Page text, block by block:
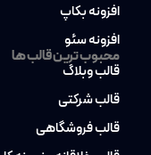
افزونه بکاپ
افزونه سئو
محبوب ترین قالب ها
قالب وبلاگ
قالب شرکتی
قالب فروشگاهی